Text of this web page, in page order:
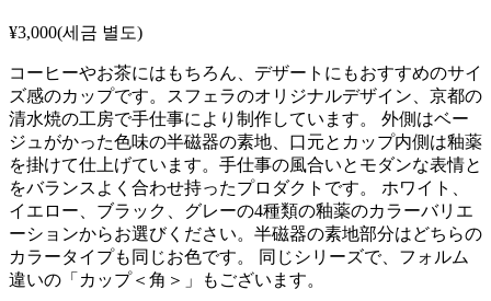
¥3,000(세금 별도)
コーヒーやお茶にはもちろん、デザートにもおすすめのサイ
ズ感のカップです。スフェラのオリジナルデザイン、京都の
清水焼の工房で手仕事により制作しています。 外側はベー
ジュがかった色味の半磁器の素地、口元とカップ内側は釉薬
を掛けて仕上げています。手仕事の風合いとモダンな表情と
をバランスよく合わせ持ったプロダクトです。 ホワイト、
イエロー、ブラック、グレーの4種類の釉薬のカラーバリエ
ーションからお選びください。半磁器の素地部分はどちらの
カラータイプも同じお色です。 同じシリーズで、フォルム
違いの「カップ＜角＞」もございます。